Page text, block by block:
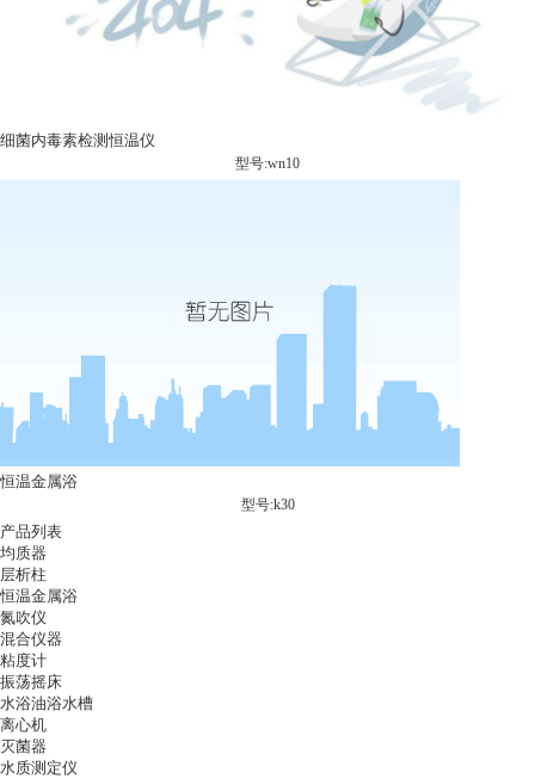
细菌内毒素检测恒温仪
型号:wn10
恒温金属浴
型号:k30
产品列表
均质器
层析柱
恒温金属浴
氮吹仪
混合仪器
粘度计
振荡摇床
水浴油浴水槽
离心机
灭菌器
水质测定仪